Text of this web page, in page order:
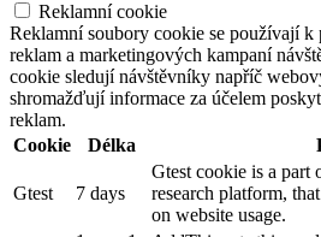
Reklamní cookie
Reklamní soubory cookie se používají k
reklam a marketingových kampaní
cookie sledují návštěvníky napříč
shromažďují informace za účelem
reklam.
Cookie
Délka
Gtest 7 days
Gtest cookie is a part
research platform,
on website usage.